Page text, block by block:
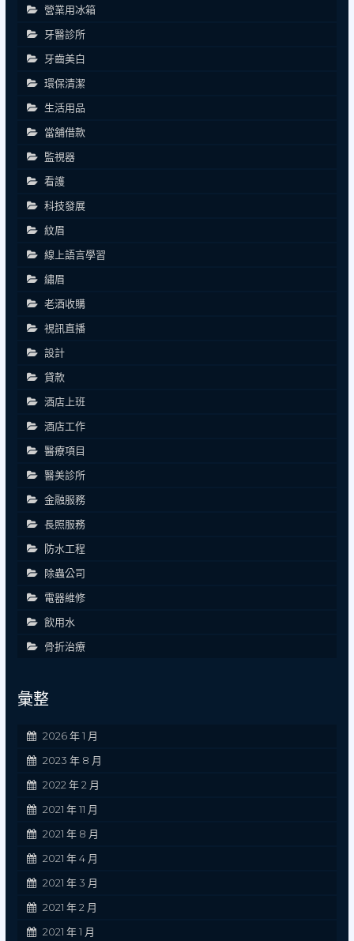
營業用冰箱
牙醫診所
牙齒美白
環保清潔
生活用品
當舖借款
監視器
看護
科技發展
紋眉
線上語言學習
繡眉
老酒收購
視訊直播
設計
貸款
酒店上班
酒店工作
醫療項目
醫美診所
金融服務
長照服務
防水工程
除蟲公司
電器維修
飲用水
骨折治療
彙整
2026 年 1 月
2023 年 8 月
2022 年 2 月
2021 年 11 月
2021 年 8 月
2021 年 4 月
2021 年 3 月
2021 年 2 月
2021 年 1 月